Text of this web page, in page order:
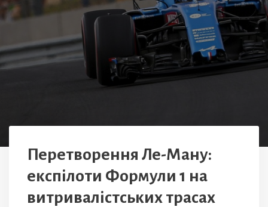
Перетворення Ле-Ману:
експілоти Формули 1 на
витривалістських трасах